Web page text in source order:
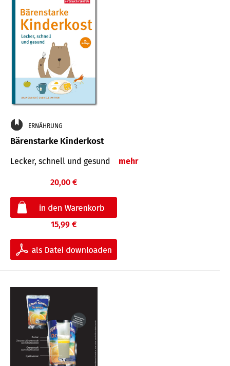
ERNÄHRUNG
Bärenstarke Kinderkost
Lecker, schnell und gesund mehr
20,00 €
15,99 €